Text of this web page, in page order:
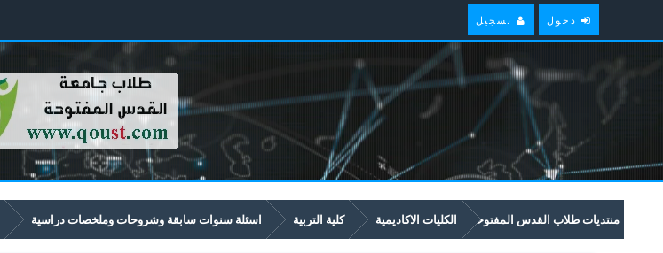
دخول تسجيل
منتديات طلاب القدس المفتوحة الكليات الاكاديمية كلية التربية اسئلة سنوات سابقة وشروحات وملخصات دراسية